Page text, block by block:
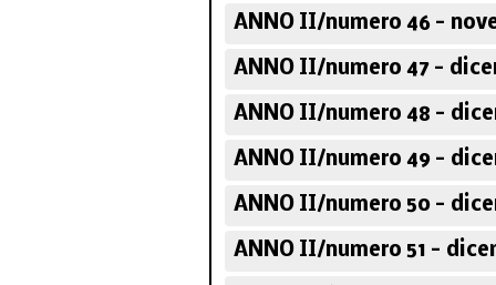
ANNO II/numero 46 -
ANNO II/numero 47 -
ANNO II/numero 48 -
ANNO II/numero 49 -
ANNO II/numero 50 -
ANNO II/numero 51 -